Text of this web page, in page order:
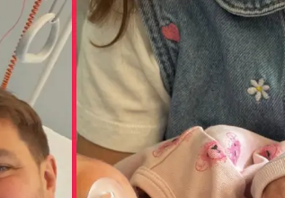
Turismo Ricette
Ricette per